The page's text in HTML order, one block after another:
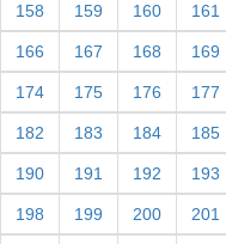
158 159 160 161
166 167 168 169
174 175 176 177
182 183 184 185
190 191 192 193
198 199 200 201